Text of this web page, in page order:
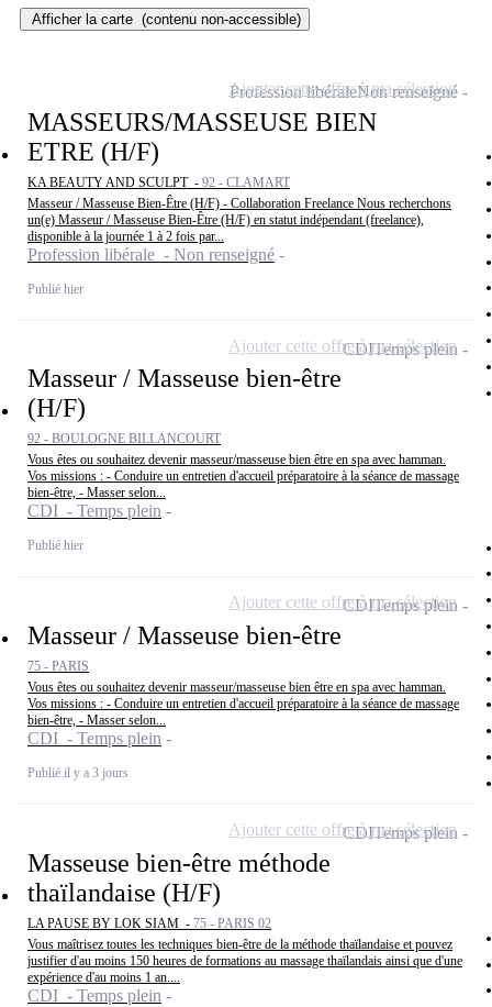
Afficher la carte (contenu non-accessible)
MASSEURS/MASSEUSE BIEN
ETRE (H/F)
KA BEAUTY AND SCULPT - 92 - CLAMART
Masseur / Masseuse Bien-Être (H/F) - Collaboration Freelance Nous recherchons
un(e) Masseur / Masseuse Bien-Être (H/F) en statut indépendant (freelance),
disponible à la journée 1 à 2 fois par...
Profession libérale - Non renseigné
Publié hier
Profession libéraleNon renseigné
Ajouter cette offre à ma sélection
Masseur / Masseuse bien-être
(H/F)
92 - BOULOGNE BILLANCOURT
Vous êtes ou souhaitez devenir masseur/masseuse bien être en spa avec hamman.
Vos missions : - Conduire un entretien d'accueil préparatoire à la séance de massage
bien-être, - Masser selon...
CDI - Temps plein
Publié hier
CDITemps plein
Ajouter cette offre à ma sélection
Masseur / Masseuse bien-être
75 - PARIS
Vous êtes ou souhaitez devenir masseur/masseuse bien être en spa avec hamman.
Vos missions : - Conduire un entretien d'accueil préparatoire à la séance de massage
bien-être, - Masser selon...
CDI - Temps plein
Publié il y a 3 jours
CDITemps plein
Ajouter cette offre à ma sélection
Masseuse bien-être méthode
thaïlandaise (H/F)
LA PAUSE BY LOK SIAM - 75 - PARIS 02
Vous maîtrisez toutes les techniques bien-être de la méthode thaïlandaise et pouvez
justifier d'au moins 150 heures de formations au massage thaïlandais ainsi que d'une
expérience d'au moins 1 an....
CDI - Temps plein
CDITemps plein
Ajouter cette offre à ma sélection